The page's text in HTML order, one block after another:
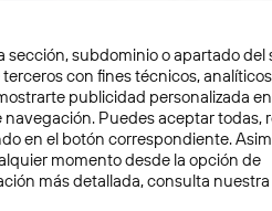
sección, subdominio o apartado del
con fines técnicos,
publicidad personalizada
Puedes aceptar todas,
en el botón correspondiente.
momento desde la opción de
más detallada, consulta nuestra